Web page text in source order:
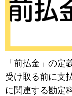
「前払金」の定
受け取る前に支
に関連する勘定